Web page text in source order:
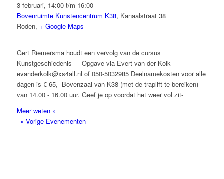
3 februari, 14:00t/m 16:00
Bovenruimte Kunstencentrum K38, Kanaalstraat 38
Roden, + Google Maps
Gert Riemersma houdt een vervolg van de cursus
Kunstgeschiedenis Opgave via Evert van der Kolk
evanderkolk@xs4all.nl of 050-5032985 Deelnamekosten voor alle
dagen is € 65,- Bovenzaal van K38 (met de traplift te bereiken)
van 14.00 - 16.00 uur. Geef je op voordat het weer vol zit-
Meer weten »
« Vorige Evenementen